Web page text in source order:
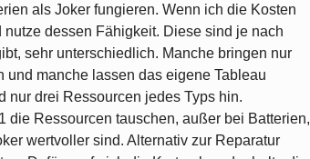
als Joker fungieren. Wenn ich die Kosten
dessen Fähigkeit. Diese sind je nach
sehr unterschiedlich. Manche bringen nur
und manche lassen das eigene Tableau
nur drei Ressourcen jedes Typs hin.
die Ressourcen tauschen, außer bei Batterien,
wertvoller sind. Alternativ zur Reparatur